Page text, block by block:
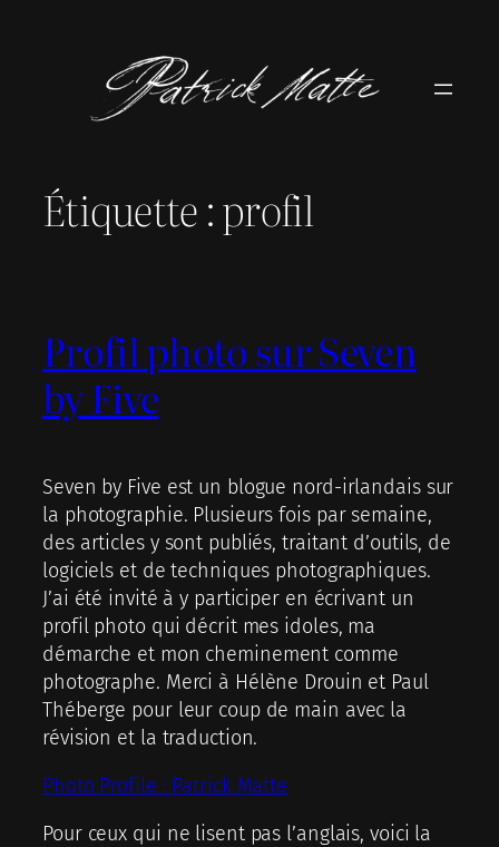
Étiquette :profil
Profil photo sur Seven
by Five
Seven by Five est un blogue nord-irlandais sur
la photographie. Plusieurs fois par semaine,
des articles y sont publiés, traitant d’outils, de
logiciels et de techniques photographiques.
J’ai été invité à y participer en écrivant un
profil photo qui décrit mes idoles, ma
démarche et mon cheminement comme
photographe. Merci à Hélène Drouin et Paul
Théberge pour leur coup de main avec la
révision et la traduction.
Photo Profile : Patrick Matte
Pour ceux qui ne lisent pas l’anglais, voici la